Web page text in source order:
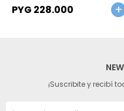
PYG 228.000
¡Suscribite y recibí